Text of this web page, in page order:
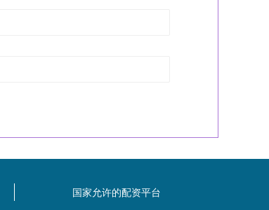
国家允许的配资平台